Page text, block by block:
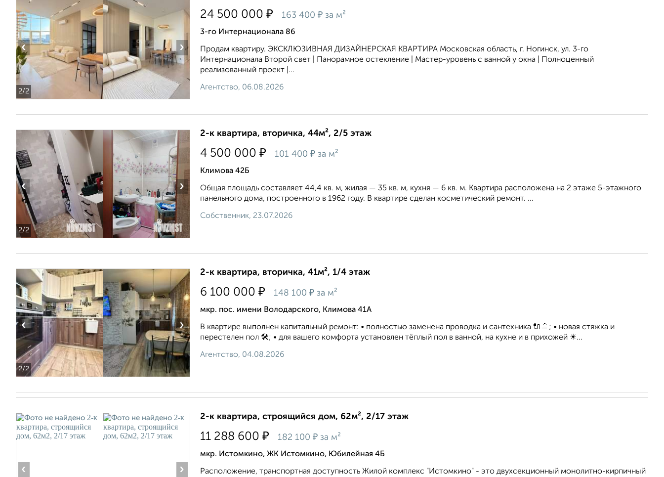
2/2
‹ ›
24 500 000 ₽ 163 400 ₽ за м²
3-го Интернационала 86
Продам квартиру. ЭКСКЛЮЗИВНАЯ ДИЗАЙНЕРСКАЯ КВАРТИРА Московская область, г. Ногинск, ул. 3-го
Интернационала Второй свет | Панорамное остекление | Мастер-уровень с ванной у окна | Полноценный
реализованный проект |...
Агентство, 06.08.2026
2/2
‹ ›
2-к квартира, вторичка, 44м², 2/5 этаж
4 500 000 ₽ 101 400 ₽ за м²
Климова 42Б
Общая площадь составляет 44,4 кв. м, жилая — 35 кв. м, кухня — 6 кв. м. Квартира расположена на 2 этаже 5-этажного
панельного дома, построенного в 1962 году. В квартире сделан косметический ремонт. ...
Собственник, 23.07.2026
2/2
‹ ›
2-к квартира, вторичка, 41м², 1/4 этаж
6 100 000 ₽ 148 100 ₽ за м²
мкр. пос. имени Володарского, Климова 41А
В квартире выполнен капитальный ремонт: • полностью заменена проводка и сантехника 🔌🚿; • новая стяжка и
перестелен пол 🛠️; • для вашего комфорта установлен тёплый пол в ванной, на кухне и в прихожей ☀...
Агентство, 04.08.2026
‹ ›
2-к квартира, строящийся дом, 62м², 2/17 этаж
11 288 600 ₽ 182 100 ₽ за м²
мкр. Истомкино, ЖК Истомкино, Юбилейная 4Б
Расположение, транспортная доступность Жилой комплекс "Истомкино" - это двухсекционный монолитно-кирпичный